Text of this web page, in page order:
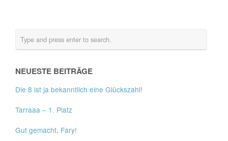
NEUESTE BEITRÄGE
Die 8 ist ja bekanntlich eine Glückszahl!
Tarraaa – 1. Platz
Gut gemacht, Fary!